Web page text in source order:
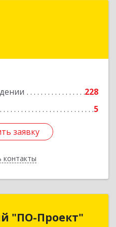
228
5
заявку
контакты
обл, Архангельск г,
Подробнее
заявку
"ПО-Проект"
"ПО-Проект"